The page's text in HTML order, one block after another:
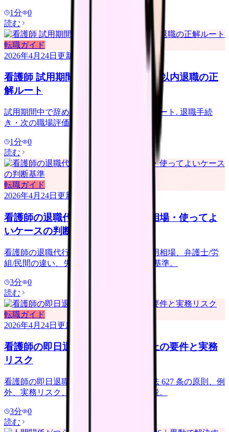
1分
0
読む
転職ガイド
2026年4月24日 更新
看護師 試用期間で辞めたい｜3 ヶ月以内退職の正
解ルート
試用期間中で辞めたい看護師向けの正解ルート. 退職手続
き・次の職場評価・転職成功のコツ.
1分
0
読む
転職ガイド
2026年4月24日 更新
看護師の退職代行サービス｜費用相場・使ってよ
いケースの判断基準
看護師の退職代行サービスの使い方。費用相場、弁護士/労
組/民間の違い、失敗例と業者選びの判断基準。
3分
0
読む
転職ガイド
2026年4月24日 更新
看護師の即日退職は可能？｜法律上の要件と実務
リスク
看護師の即日退職は法律上できるか。民法 627 条の原則、例
外、実務リスク、退職代行の活用法を解説。
3分
0
読む